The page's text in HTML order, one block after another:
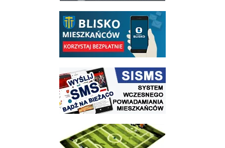
link do opisu aplikacji - BLISKO, Gmina Wieliczka w aplikacji Blisko
link do strony systemu wczesnego ostrzegania mieszkańców SISMS
link do opisu projektu Wielickie Orliki